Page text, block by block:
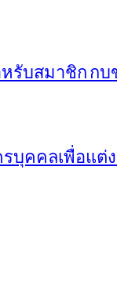
บสมาชิก กบ
บุคคลเพื่อแ